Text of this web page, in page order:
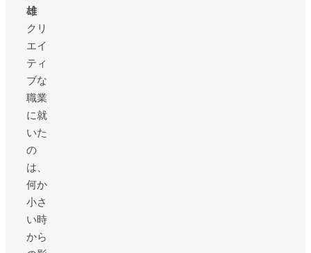
雄
クリ
エイ
ティ
ブな
職業
に就
いた
の
は、
何か
小さ
い時
から